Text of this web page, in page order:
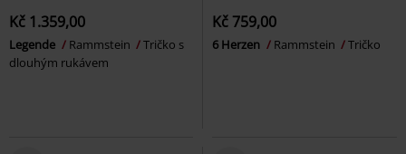
Kč 1.359,00
Legende Rammstein
Tričko s
dlouhým rukávem
Kč 759,00
6 Herzen Rammstein Tričko